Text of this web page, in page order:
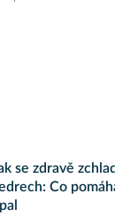
se zdravě
Co